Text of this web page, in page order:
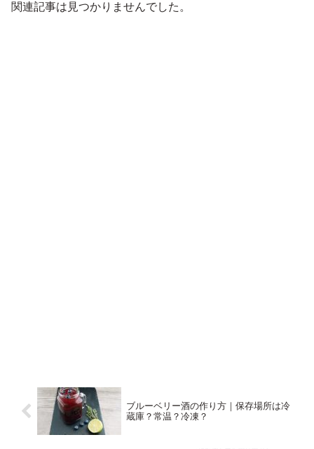
関連記事は見つかりませんでした。
ブルーベリー酒の作り方｜保存場所は冷
蔵庫？常温？冷凍？